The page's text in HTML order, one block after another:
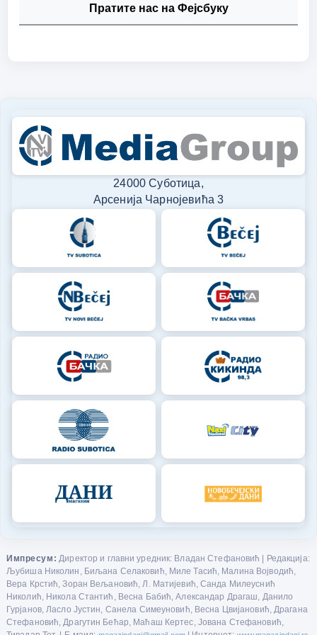
Пратите нас на Фејсбуку
24000 Суботица,
Арсенија Чарнојевића 3
Импресум: Директор и главни уредник: Владан Стефановић | Редакција:
Љубиша Николин, Биљана Селаковић, Миле Тасић, Малина Војводић,
Вера Крстић, Зоран Вељановић, Л. Матијевић, Санда Милеуснић
Николић, Никола Стантић, Весна Бабић, Александар Драгаш, Данило
Гурјанов, Ласло Јустин, Санела Симеуновић, Весна Цвијановић, Драгана
Стефановић, Драгутин Бећар, Маћаш Кертес, Јована Стефановић,